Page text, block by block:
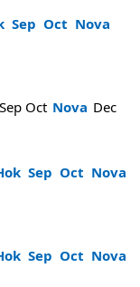
Sep Oct Nova
Sep Oct Nova Dec
Sep Oct Nova
Sep Oct Nova